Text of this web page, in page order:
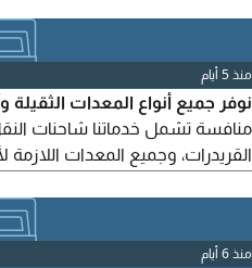
منذ 5 أيام
نوفر جميع أنواع المعدات الثقيلة
منافسة تشمل خدماتنا شاحنات النقل،
القريدرات، وجميع المعدات
المشاريع. تواصل معنا اليوم
سعر يناسب احتياجات مشروعك
منذ 6 أيام